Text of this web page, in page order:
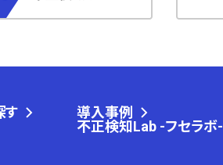
す 導入事例
不正検知Lab -フセラボ-